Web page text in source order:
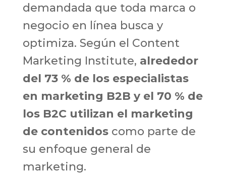
demandada que toda marca o
negocio en línea busca y
optimiza. Según el Content
Marketing Institute, alrededor
del 73 % de los especialistas
en marketing B2B y el 70 % de
los B2C utilizan el marketing
de contenidoscomo parte de
su enfoque general de
marketing.